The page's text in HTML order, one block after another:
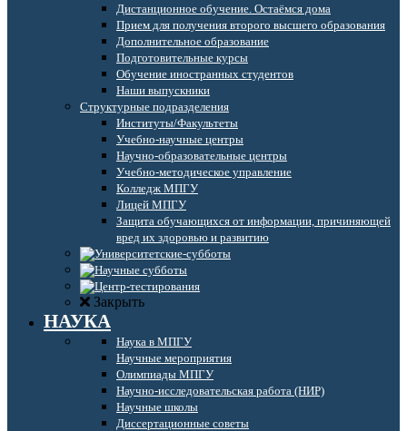
Дистанционное обучение. Остаёмся дома
Прием для получения второго высшего образования
Дополнительное образование
Подготовительные курсы
Обучение иностранных студентов
Наши выпускники
Структурные подразделения
Институты/Факультеты
Учебно-научные центры
Научно-образовательные центры
Учебно-методическое управление
Колледж МПГУ
Лицей МПГУ
Защита обучающихся от информации, причиняющей
вред их здоровью и развитию
Закрыть
НАУКА
Наука в МПГУ
Научные мероприятия
Олимпиады МПГУ
Научно-исследовательская работа (НИР)
Научные школы
Диссертационные советы